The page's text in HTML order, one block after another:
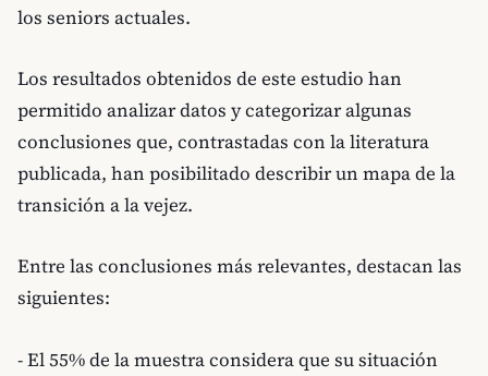
los seniors actuales.
Los resultados obtenidos de este estudio han
permitido analizar datos y categorizar algunas
conclusiones que, contrastadas con la literatura
publicada, han posibilitado describir un mapa de la
transición a la vejez.
Entre las conclusiones más relevantes, destacan las
siguientes:
- El 55% de la muestra considera que su situación